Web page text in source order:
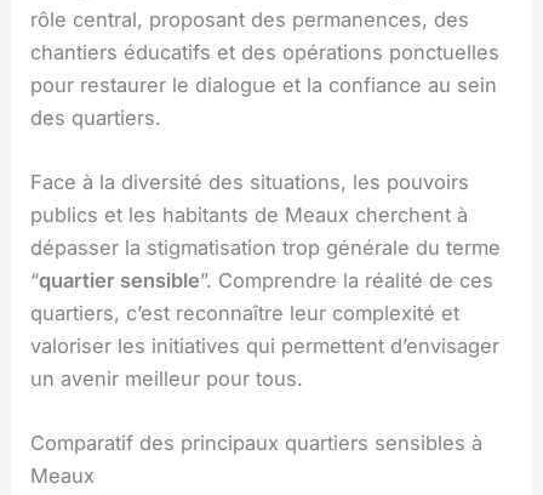
rôle central, proposant des permanences, des
chantiers éducatifs et des opérations ponctuelles
pour restaurer le dialogue et la confiance au sein
des quartiers.
Face à la diversité des situations, les pouvoirs
publics et les habitants de Meaux cherchent à
dépasser la stigmatisation trop générale du terme
“quartier sensible”. Comprendre la réalité de ces
quartiers, c’est reconnaître leur complexité et
valoriser les initiatives qui permettent d’envisager
un avenir meilleur pour tous.
Comparatif des principaux quartiers sensibles à
Meaux